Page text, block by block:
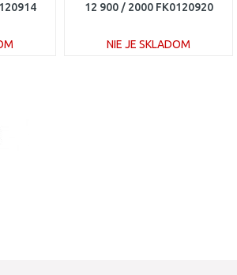
12 900 / 2000 FK0120920
NIE JE SKLADOM